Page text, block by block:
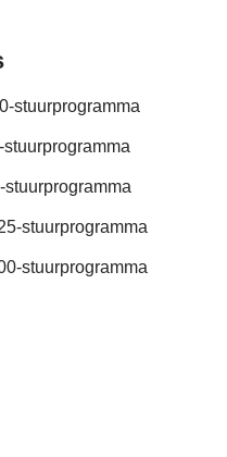
stuurprogramma
stuurprogramma
stuurprogramma